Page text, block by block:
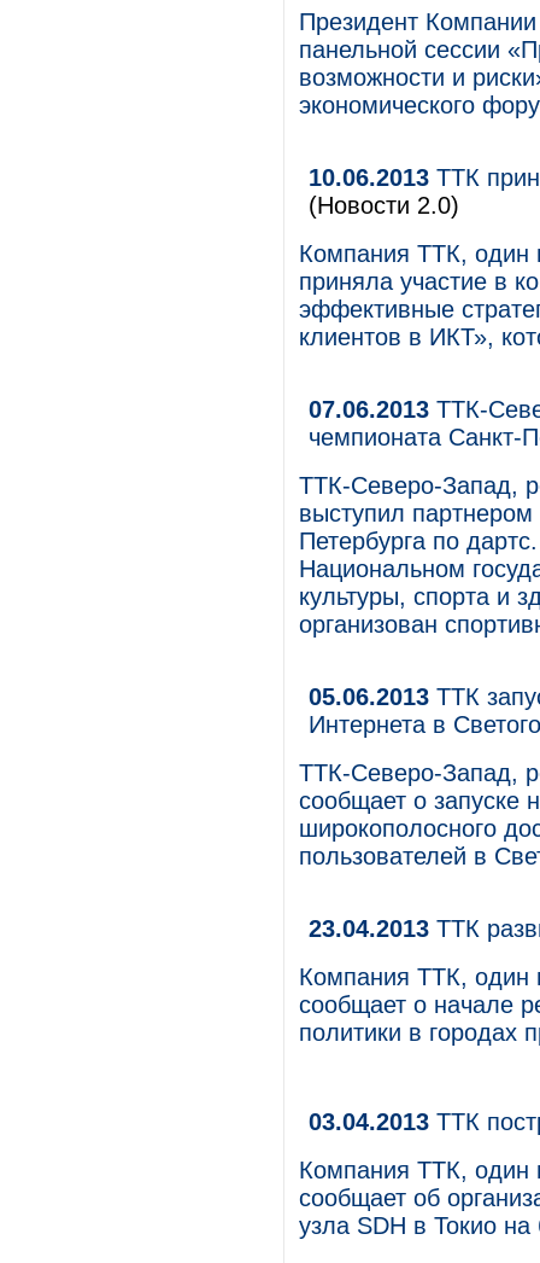
Президент
панельной сессии
возможности и
экономического
10.06.2013 ТТК
(Новости 2.0)
Компания ТТК, один
приняла участие в
эффективные
клиентов в ИКТ»,
07.06.2013 ТТК-
чемпионата Санкт-
ТТК-Северо-Запад,
выступил
Петербурга по
Национальном
культуры, спорта и
организован
05.06.2013 ТТК
Интернета в
ТТК-Северо-Запад,
сообщает о запуске
широкополосного
пользователей в
23.04.2013 ТТК
Компания ТТК, один
сообщает о начале
политики в городах
03.04.2013 ТТК
Компания ТТК, один
сообщает об
узла SDH в Токио